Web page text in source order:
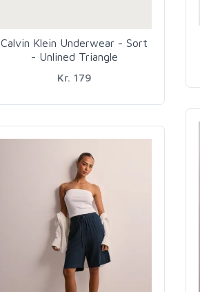
Calvin Klein Underwear - Sort
- Unlined Triangle
Kr. 179